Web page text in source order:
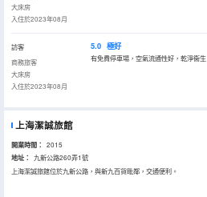
大床房
入住於2023年08月
訪客
商務旅客
大床房
入住於2023年08月
5.0 極好
有免費停車場，空氣流通性好，乾淨衞生
上海潔誠旅館
開業時間： 2015
地址：
九新公路260弄1號
上海潔誠旅館位於九新公路，與新九百貨毗鄰，交通便利。